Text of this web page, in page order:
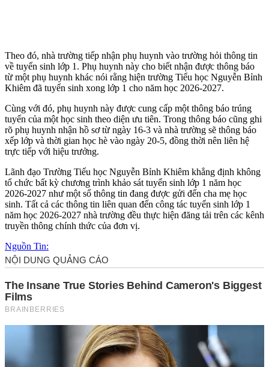
Theo đó, nhà trường tiếp nhận phụ huynh vào trường hỏi thông tin
về tuyển sinh lớp 1. Phụ huynh này cho biết nhận được thông báo
từ một phụ huynh khác nói rằng hiện trường Tiểu học Nguyễn Bỉnh
Khiêm đã tuyển sinh xong lớp 1 cho năm học 2026-2027.
Cùng với đó, phụ huynh này được cung cấp một thông báo trúng
tuyển của một học sinh theo diện ưu tiên. Trong thông báo cũng ghi
rõ phụ huynh nhận hồ sơ từ ngày 16-3 và nhà trường sẽ thông báo
xếp lớp và thời gian học hè vào ngày 20-5, đồng thời nên liên hệ
trực tiếp với hiệu trưởng.
Lãnh đạo Trường Tiểu học Nguyễn Bỉnh Khiêm khẳng định không
tổ chức bất kỳ chương trình khảo sát tuyển sinh lớp 1 năm học
2026-2027 như một số thông tin đang được gửi đến cha mẹ học
sinh. Tất cả các thông tin liên quan đến công tác tuyển sinh lớp 1
năm học 2026-2027 nhà trường đều thực hiện đăng tải trên các kênh
truyền thông chính thức của đơn vị.
Nguồn Tin: